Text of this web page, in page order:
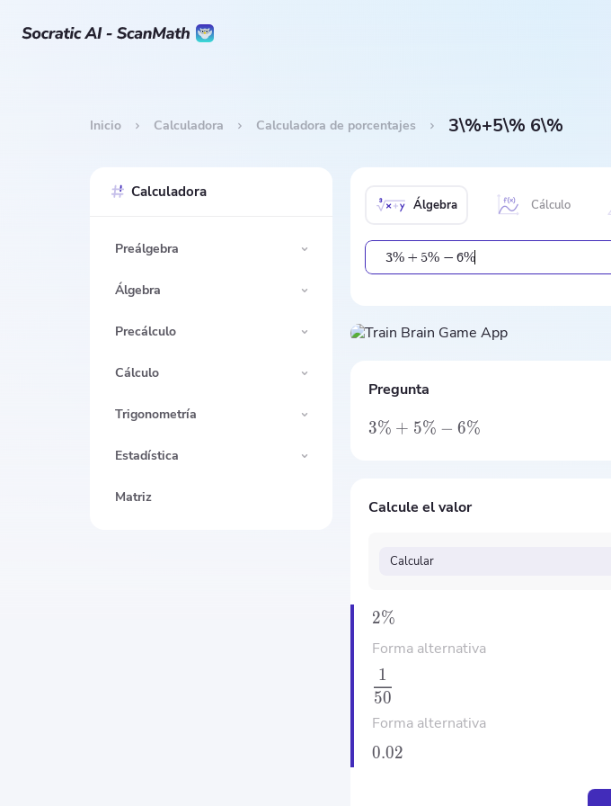
Inicio Calculadora Calculadora de porcentajes 3\%+5\% 6\%
Calculadora
Preálgebra
Álgebra
Precálculo
Cálculo
Trigonometría
Estadística
Matriz
Álgebra Cálculo
3% + 5% − 6%
Pregunta
3% + 5% − 6%
Calcule el valor
Calcular
2%
Forma alternativa
50
1
Forma alternativa
0.02